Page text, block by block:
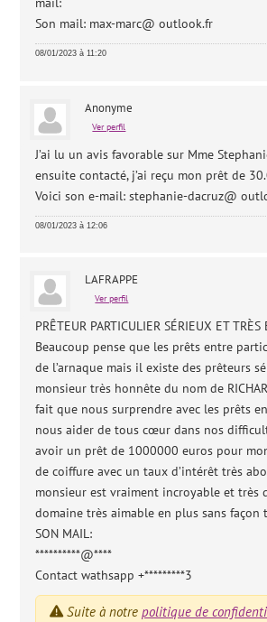
Son mail: max-marc@ outlook.fr
08/01/2023 à 11:20
Anonyme
Ver perfil
J’ai lu un avis favorable sur Mme
ensuite contacté, j’ai reçu mon prêt de
Voici son e-mail: stephanie-dacruz@
08/01/2023 à 12:06
LAFRAPPE
Ver perfil
PRÊTEUR PARTICULIER SÉRIEUX ET
Beaucoup pense que les prêts entre
de l’arnaque mais il existe des prêteurs
monsieur très honnête du nom de
fait que nous surprendre avec les prêts
nous aider de tous cœur dans nos
avoir un prêt de 1000000 euros pour
de coiffure avec un taux d’intérêt très
monsieur est vraiment incroyable et très
domaine très aimable en plus sans façon
SON MAIL:
**********@****
Contact wathsapp +*********3
Suite à notrepolitique de